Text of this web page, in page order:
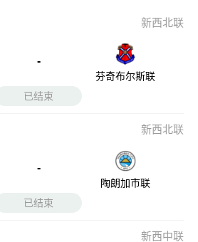
新西北联
-
芬奇布尔斯联
已结束
新西北联
-
陶朗加市联
已结束
新西中联